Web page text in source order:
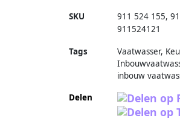
SKU 911 524 155,
911524121
Tags
Vaatwasser,
inbouw
Delen